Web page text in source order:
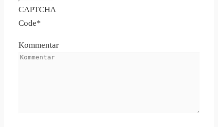
CAPTCHA
Code*
Kommentar